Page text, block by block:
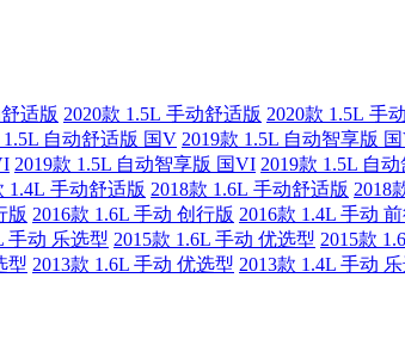
适版 2020款 1.5L 手动舒适版 2020款 1.5L 手
1.5L 自动舒适版 国V 2019款 1.5L 自动智享版
2019款 1.5L 自动智享版 国VI 2019款 1.5L 自
1.4L 手动舒适版 2018款 1.6L 手动舒适版 2018
版 2016款 1.6L 手动 创行版 2016款 1.4L 手动
手动 乐选型 2015款 1.6L 手动 优选型 2015款
型 2013款 1.6L 手动 优选型 2013款 1.4L 手动